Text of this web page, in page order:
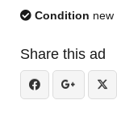
Condition new
Share this ad